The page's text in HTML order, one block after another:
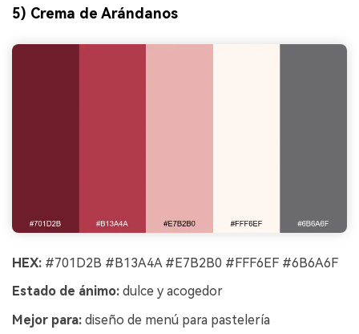
5) Crema de Arándanos
HEX: #701D2B #B13A4A #E7B2B0 #FFF6EF #6B6A6F
Estado de ánimo: dulce y acogedor
Mejor para: diseño de menú para pastelería